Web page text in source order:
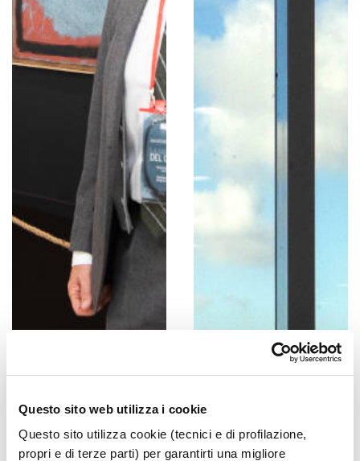
Questo sito web utilizza i cookie
Questo sito utilizza cookie (tecnici e di profilazione,
propri e di terze parti) per garantirti una migliore